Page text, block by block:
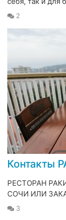
2
Контакты
РЕСТОРАН
СОЧИ ИЛИ
3